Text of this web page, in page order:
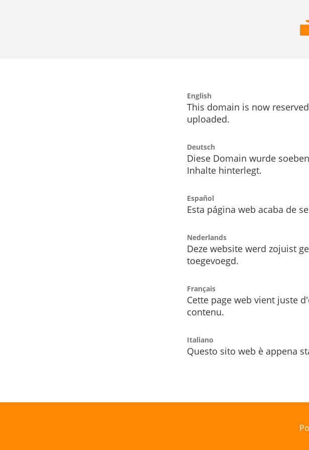
English
This domain is now
uploaded.
Deutsch
Diese Domain wurde
Inhalte hinterlegt.
Español
Esta página web acaba de
Nederlands
Deze website werd zojuist
toegevoegd.
Français
Cette page web vient juste
contenu.
Italiano
Questo sito web è appena